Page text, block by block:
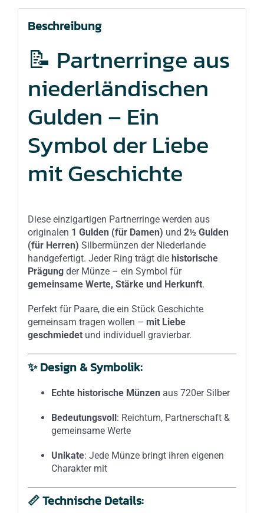
Beschreibung
📝 Partnerringe aus
niederländischen
Gulden – Ein
Symbol der Liebe
mit Geschichte
Diese einzigartigen Partnerringe werden aus
originalen 1 Gulden (für Damen) und 2½ Gulden
(für Herren) Silbermünzen der Niederlande
handgefertigt. Jeder Ring trägt die historische
Prägungder Münze – ein Symbol für
gemeinsame Werte, Stärke und Herkunft.
Perfekt für Paare, die ein Stück Geschichte
gemeinsam tragen wollen – mit Liebe
geschmiedetund individuell gravierbar.
✨Design & Symbolik:
Echte historische Münzen aus 720er Silber
Bedeutungsvoll: Reichtum, Partnerschaft &
gemeinsame Werte
Unikate: Jede Münze bringt ihren eigenen
Charakter mit
📏Technische Details: